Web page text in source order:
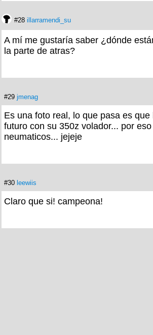
#28 illarramendi_su
A mí me gustaría saber ¿dónde
la parte de atras?
#29 jmenag
Es una foto real, lo que pasa es
futuro con su 350z volador... por
neumaticos... jejeje
#30 leewiis
Claro que si! campeona!